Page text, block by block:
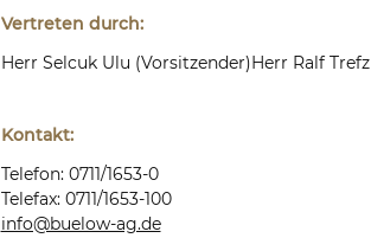
Vertreten durch:
Herr Selcuk Ulu (Vorsitzender)Herr Ralf Trefz
Kontakt:
Telefon: 0711/1653-0
Telefax: 0711/1653-100
info@buelow-ag.de